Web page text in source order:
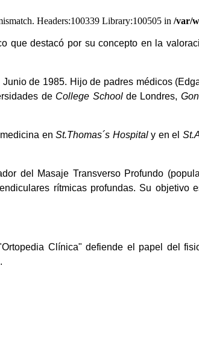
Headers:100339 Library:100505 in /var/
que destacó por su concepto en la
de 1985. Hijo de padres médicos
de College Schoolde Londres,
enSt.Thomas´s Hospitaly en el
del Masaje Transverso Profundo
rítmicas profundas. Su objetivo
Clínica" defiende el papel del